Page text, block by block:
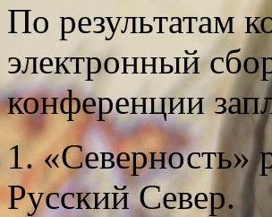
По результатам
электронный
конференции
1. «Северность»
Русский Север.